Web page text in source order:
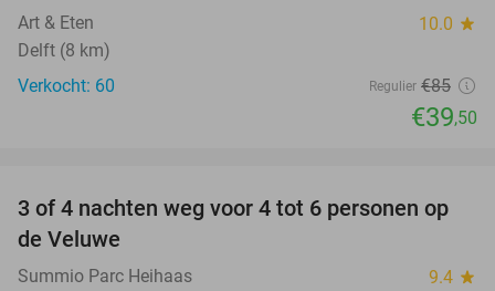
Art & Eten 10.0 star
Delft (8 km)
Verkocht: 60
Regulier €85
€39,50
3 of 4 nachten weg voor 4 tot 6 personen op
de Veluwe
Summio Parc Heihaas 9.4 star